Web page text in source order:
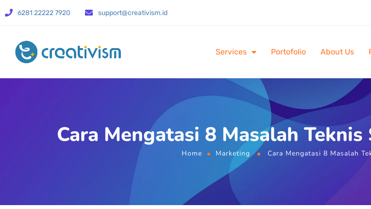
6281 22222 7920 support@creativism.id
Services Portofolio About Us
Cara Mengatasi 8 Masalah
Home Marketing Cara Mengatasi 8 Masalah